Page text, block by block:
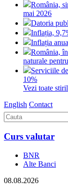
România,
mai 2026
Datoria
Inflația,
Inflația
România,
naturale
Serviciile
10%
Vezi toate
English Contact
Curs valutar
BNR
Alte Banci
08.08.2026